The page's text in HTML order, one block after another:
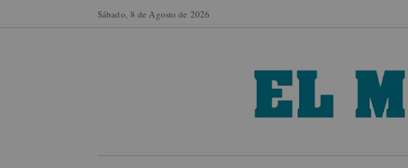
Sábado, 8 de Agosto de 2026